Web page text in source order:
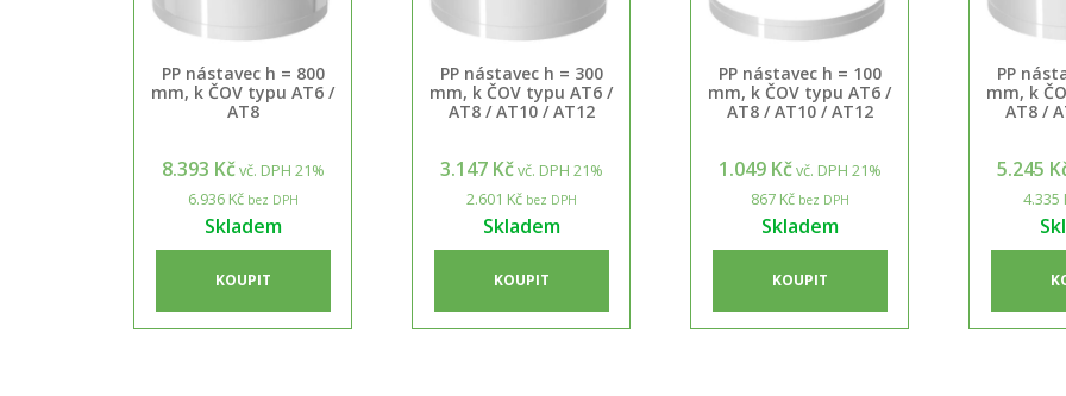
PP nástavec h = 800
mm, k ČOV typu AT6 /
AT8
8.393 Kčvč. DPH 21%
6.936 Kčbez DPH
Skladem
KOUPIT
PP nástavec h = 300
mm, k ČOV typu AT6 /
AT8 / AT10 / AT12
3.147 Kčvč. DPH 21%
2.601 Kčbez DPH
Skladem
KOUPIT
PP nástavec h = 100
mm, k ČOV typu AT6 /
AT8 / AT10 / AT12
1.049 Kčvč. DPH 21%
867 Kčbez DPH
Skladem
KOUPIT
PP
mm, k
AT8 /
5.245
4.335